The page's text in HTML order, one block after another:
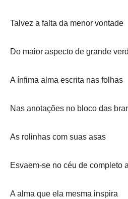
Talvez a falta da menor vontade
Do maior aspecto de grande
A ínfima alma escrita nas folhas
Nas anotações no bloco das
As rolinhas com suas asas
Esvaem-se no céu de completo
A alma que ela mesma inspira